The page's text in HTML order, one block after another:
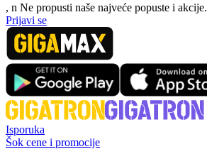
, n Ne propusti naše najveće popuste i akcije.
Prijavi se
Isporuka
Šok cene i promocije